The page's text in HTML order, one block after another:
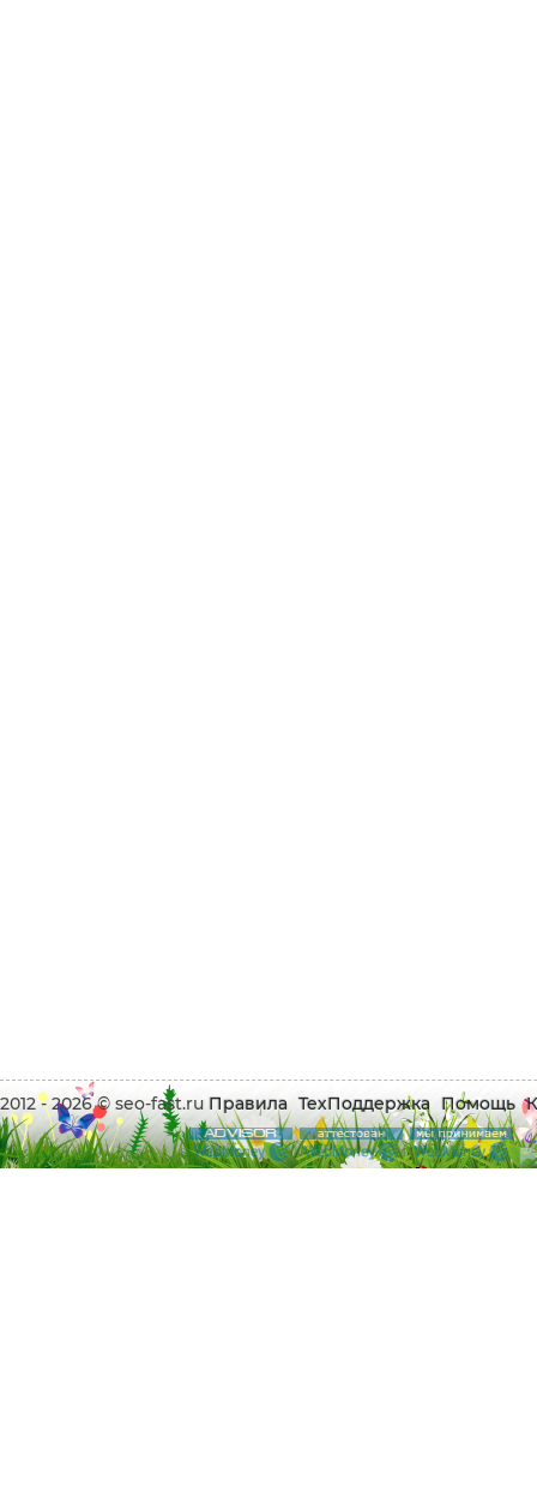
2012 - 2026 © seo-fast.ru Правила ТехПоддержка Помощь